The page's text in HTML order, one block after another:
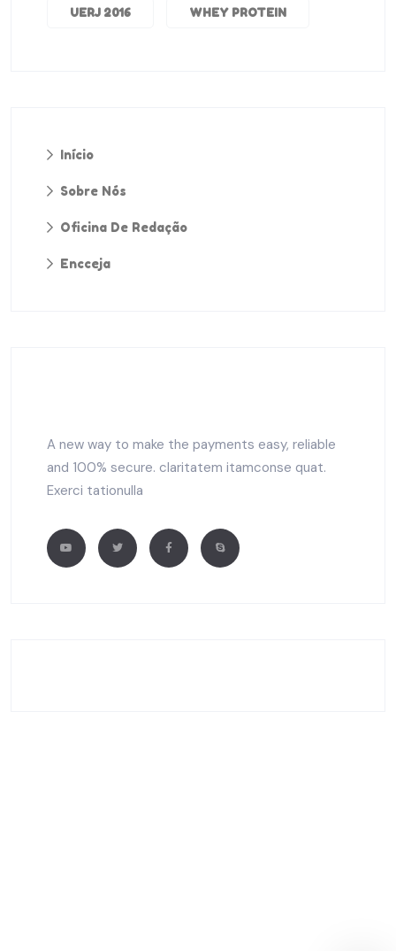
UERJ 2016 WHEY PROTEIN
Início
Sobre Nós
Oficina De Redação
Encceja
A new way to make the payments easy, reliable
and 100% secure. claritatem itamconse quat.
Exerci tationulla